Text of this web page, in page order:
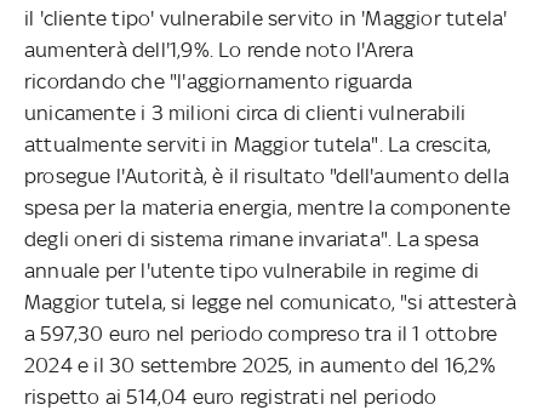
il 'cliente tipo' vulnerabile servito in 'Maggior tutela'
aumenterà dell'1,9%. Lo rende noto l'Arera
ricordando che "l'aggiornamento riguarda
unicamente i 3 milioni circa di clienti vulnerabili
attualmente serviti in Maggior tutela". La crescita,
prosegue l'Autorità, è il risultato "dell'aumento della
spesa per la materia energia, mentre la componente
degli oneri di sistema rimane invariata". La spesa
annuale per l'utente tipo vulnerabile in regime di
Maggior tutela, si legge nel comunicato, "si attesterà
a 597,30 euro nel periodo compreso tra il 1 ottobre
2024 e il 30 settembre 2025, in aumento del 16,2%
rispetto ai 514,04 euro registrati nel periodo